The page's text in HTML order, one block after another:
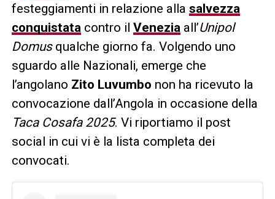
festeggiamenti in relazione alla salvezza
conquistatacontro il Veneziaall’Unipol
Domus qualche giorno fa. Volgendo uno
sguardo alle Nazionali, emerge che
l’angolano Zito Luvumbo non ha ricevuto la
convocazione dall’Angola in occasione della
Taca Cosafa 2025. Vi riportiamo il post
social in cui vi è la lista completa dei
convocati.